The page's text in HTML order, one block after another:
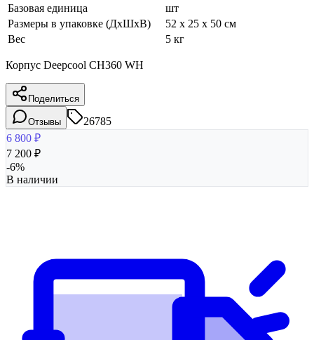
Базовая единица
шт
Размеры в упаковке (ДхШхВ)
52 x 25 x 50 см
Вес
5 кг
Корпус Deepcool CH360 WH
Поделиться
Отзывы
26785
6 800 ₽
7 200 ₽
-6%
В наличии